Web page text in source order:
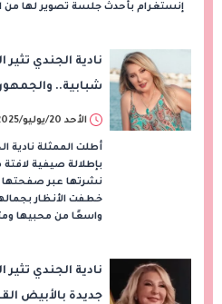
إنستغرام بأحدث جلسة تصوير لها من
نادية الجندي
شبابية..
الأحد 20/يوليو/2025 - 10:45 م
أطلت الممثلة نادية
بإطلالة صيفية
نشرتها عبر
خطفت الأنظار
واسعًا من محبيها
نادية الجندي
جديدة بالأبيض